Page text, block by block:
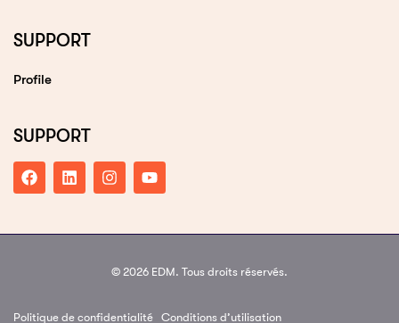
SUPPORT
Profile
SUPPORT
© 2026 EDM. Tous droits réservés.
Politique de confidentialité Conditions d’utilisation